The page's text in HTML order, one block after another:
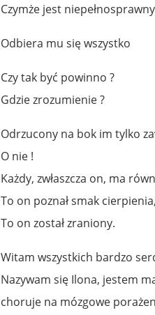
Czymże jest
Odbiera mu się wszystko
Czy tak być powinno ?
Gdzie zrozumienie ?
Odrzucony na bok im tylko
O nie !
Każdy, zwłaszcza on, ma
To on poznał smak cierpienia,
To on został zraniony.
Witam wszystkich bardzo
Nazywam się Ilona, jestem
choruje na mózgowe